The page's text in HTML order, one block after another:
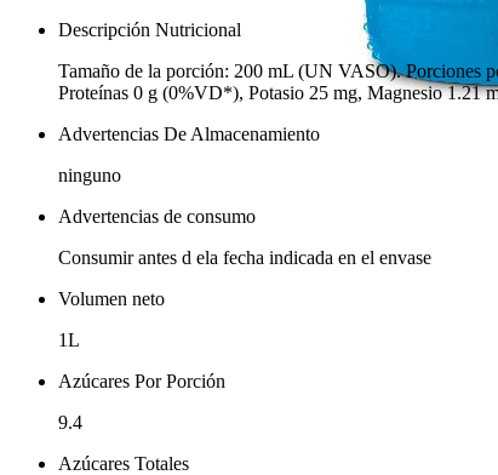
Descripción Nutricional
Tamaño de la porción: 200 mL (UN VASO). Porciones
Proteínas 0 g (0%VD*), Potasio 25 mg, Magnesio
Advertencias De Almacenamiento
ninguno
Advertencias de consumo
Consumir antes d ela fecha indicada en el envase
Volumen neto
1L
Azúcares Por Porción
9.4
Azúcares Totales